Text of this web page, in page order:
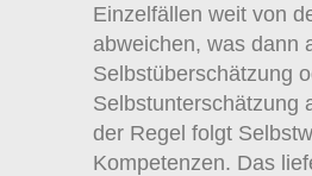
Einzelfällen weit von
abweichen, was dann
Selbstüberschätzung
Selbstunterschätzung
der Regel folgt
Kompetenzen. Das